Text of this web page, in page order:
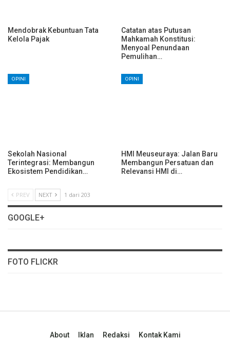
Mendobrak Kebuntuan Tata
Kelola Pajak
Catatan atas Putusan
Mahkamah Konstitusi:
Menyoal Penundaan
Pemulihan…
OPINI
Sekolah Nasional
Terintegrasi: Membangun
Ekosistem Pendidikan…
OPINI
HMI Meuseuraya: Jalan Baru
Membangun Persatuan dan
Relevansi HMI di…
PREV NEXT 1 dari 203
GOOGLE+
FOTO FLICKR
About Iklan Redaksi Kontak Kami